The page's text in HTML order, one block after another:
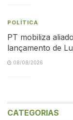
POLÍTICA
PT mobiliza
lançamento de
08/08/2026
CATEGORIAS